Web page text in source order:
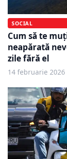
SOCIAL
Cum să te
neapărată
zile fără el
14 februarie 2026